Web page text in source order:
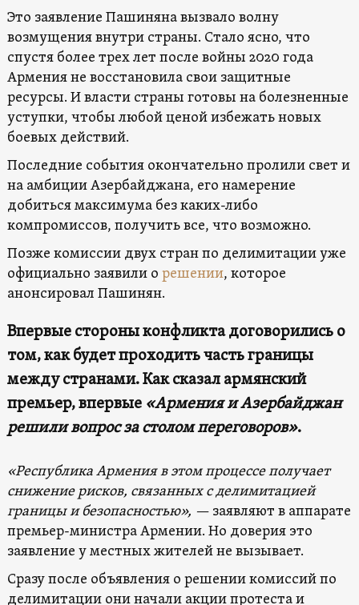
Это заявление Пашиняна вызвало волну
возмущения внутри страны. Стало ясно, что
спустя более трех лет после войны 2020 года
Армения не восстановила свои защитные
ресурсы. И власти страны готовы на болезненные
уступки, чтобы любой ценой избежать новых
боевых действий.
Последние события окончательно пролили свет и
на амбиции Азербайджана, его намерение
добиться максимума без каких-либо
компромиссов, получить все, что возможно.
Позже комиссии двух стран по делимитации уже
официально заявили о решении, которое
анонсировал Пашинян.
Впервые стороны конфликта договорились о
том, как будет проходить часть границы
между странами. Как сказал армянский
премьер, впервые «Армения и Азербайджан
решили вопрос за столом переговоров».
«Республика Армения в этом процессе получает
снижение рисков, связанных с делимитацией
границы и безопасностью», —заявляют в аппарате
премьер-министра Армении. Но доверия это
заявление у местных жителей не вызывает.
Сразу после объявления о решении комиссий по
делимитации они начали акции протеста и